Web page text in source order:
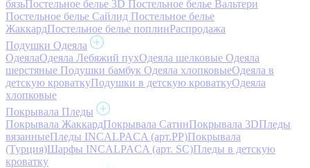
бязьПостельное белье 3D Постельное белье Вальтери
Постельное белье Сайлид Постельное белье
ЖаккардПостельное белье поплинРаспродажа
Подушки Одеяла
ОдеялаОдеяла Лебяжий пухОдеяла шелковые Одеяла
шерстяные Подушки бамбук Одеяла хлопковыеОдеяла в
детскую кроваткуПодушки в детскую кроваткуОдеяла
хлопковые
Покрывала Пледы
Покрывала ЖаккардПокрывала СатинПокрывала 3DПледы
вязанныеПледы INCALPACA (арт.PP)Покрывала
(Турция)Шарфы INCALPACA (арт. SC)Пледы в детскую
кроватку